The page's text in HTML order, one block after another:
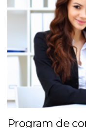
Program de